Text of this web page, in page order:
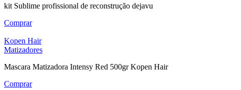
kit Sublime profissional de reconstrução dejavu
Comprar
Kopen Hair
Matizadores
Mascara Matizadora Intensy Red 500gr Kopen Hair
Comprar